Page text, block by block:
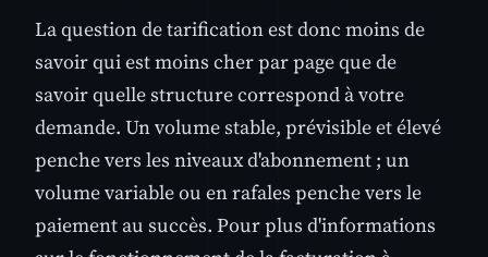
La question de tarification est donc moins de
savoir qui est moins cher par page que de
savoir quelle structure correspond à votre
demande. Un volume stable, prévisible et élevé
penche vers les niveaux d'abonnement ; un
volume variable ou en rafales penche vers le
paiement au succès. Pour plus d'informations